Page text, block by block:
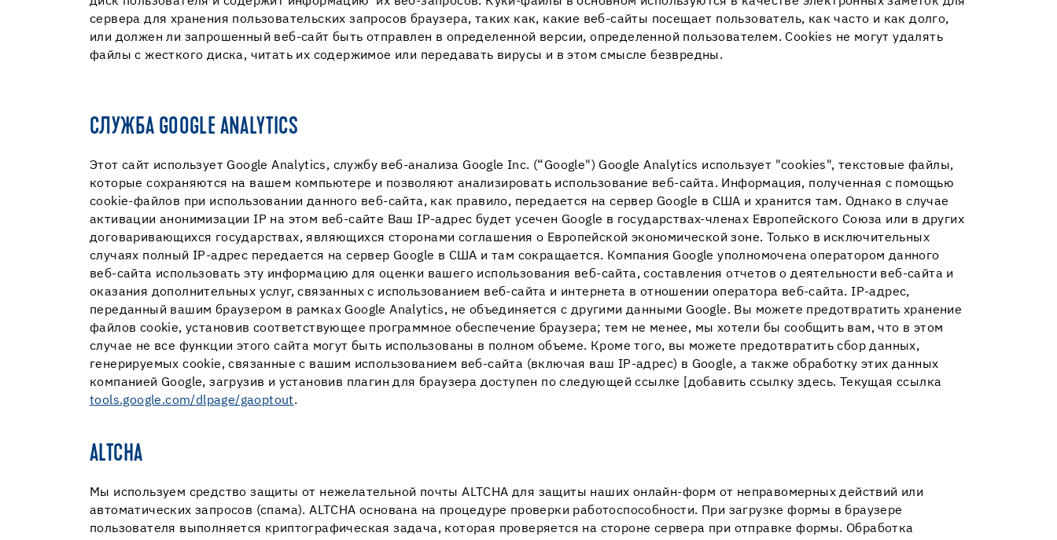
сервера для хранения пользовательских запросов браузера, таких как, какие веб-сайты посещает пользователь, как часто и как долго,
или должен ли запрошенный веб-сайт быть отправлен в определенной версии, определенной пользователем. Cookies не могут удалять
файлы с жесткого диска, читать их содержимое или передавать вирусы и в этом смысле безвредны.
CЛУЖБА GOOGLE ANALYTICS
Этот сайт использует Google Analytics, службу веб-анализа Google Inc. (“Google") Google Analytics использует "cookies", текстовые файлы,
которые сохраняются на вашем компьютере и позволяют анализировать использование веб-сайта. Информация, полученная с помощью
cookie-файлов при использовании данного веб-сайта, как правило, передается на сервер Google в США и хранится там. Однако в случае
активации анонимизации IP на этом веб-сайте Ваш IP-адрес будет усечен Google в государствах-членах Европейского Союза или в других
договаривающихся государствах, являющихся сторонами соглашения о Европейской экономической зоне. Только в исключительных
случаях полный IP-адрес передается на сервер Google в США и там сокращается. Компания Google уполномочена оператором данного
веб-сайта использовать эту информацию для оценки вашего использования веб-сайта, составления отчетов о деятельности веб-сайта и
оказания дополнительных услуг, связанных с использованием веб-сайта и интернета в отношении оператора веб-сайта. IP-адрес,
переданный вашим браузером в рамках Google Analytics, не объединяется с другими данными Google. Вы можете предотвратить хранение
файлов cookie, установив соответствующее программное обеспечение браузера; тем не менее, мы хотели бы сообщить вам, что в этом
случае не все функции этого сайта могут быть использованы в полном объеме. Кроме того, вы можете предотвратить сбор данных,
генерируемых cookie, связанные с вашим использованием веб-сайта (включая ваш IP-адрес) в Google, а также обработку этих данных
компанией Google, загрузив и установив плагин для браузера доступен по следующей ссылке [добавить ссылку здесь. Текущая ссылка
tools.google.com/dlpage/gaoptout.
ALTCHA
Мы используем средство защиты от нежелательной почты ALTCHA для защиты наших онлайн-форм от неправомерных действий или
автоматических запросов (спама). ALTCHA основана на процедуре проверки работоспособности. При загрузке формы в браузере
пользователя выполняется криптографическая задача, которая проверяется на стороне сервера при отправке формы. Обработка